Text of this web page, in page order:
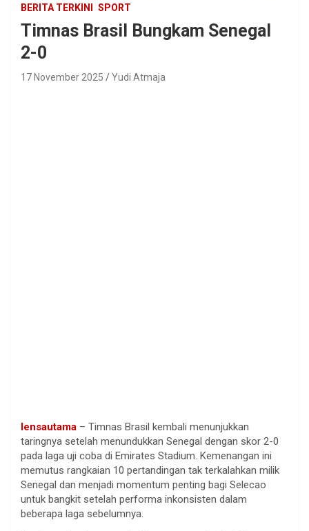
BERITA TERKINI SPORT
Timnas Brasil Bungkam Senegal
2-0
17 November 2025 Yudi Atmaja
lensautama – Timnas Brasil kembali menunjukkan
taringnya setelah menundukkan Senegal dengan skor 2-0
pada laga uji coba di Emirates Stadium. Kemenangan ini
memutus rangkaian 10 pertandingan tak terkalahkan milik
Senegal dan menjadi momentum penting bagi Selecao
untuk bangkit setelah performa inkonsisten dalam
beberapa laga sebelumnya.